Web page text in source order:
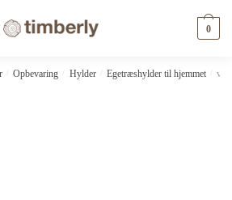
0
Opbevaring Hylder Egetræshylder til hjemmet